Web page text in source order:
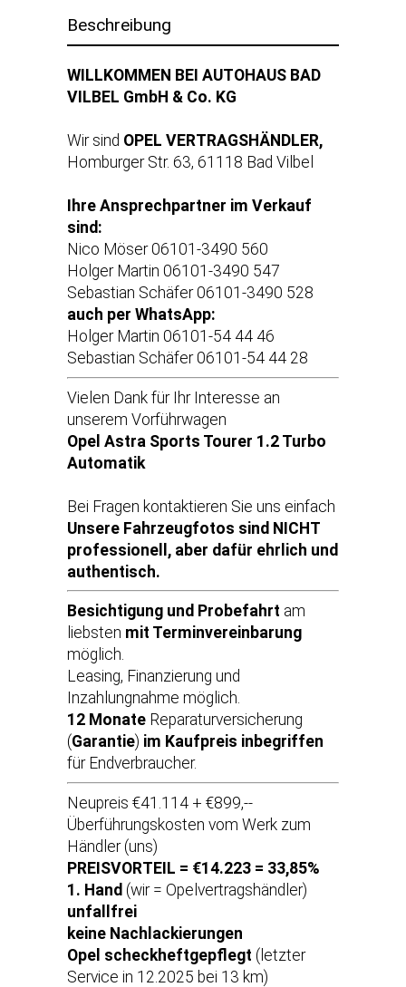
Beschreibung
WILLKOMMEN BEI AUTOHAUS BAD
VILBEL GmbH & Co. KG
Wir sind OPEL VERTRAGSHÄNDLER,
Homburger Str. 63, 61118 Bad Vilbel
Ihre Ansprechpartner im Verkauf
sind:
Nico Möser 06101-3490 560
Holger Martin 06101-3490 547
Sebastian Schäfer 06101-3490 528
auch per WhatsApp:
Holger Martin 06101-54 44 46
Sebastian Schäfer 06101-54 44 28
Vielen Dank für Ihr Interesse an
unserem Vorführwagen
Opel Astra Sports Tourer 1.2 Turbo
Automatik
Bei Fragen kontaktieren Sie uns einfach
Unsere Fahrzeugfotos sind NICHT
professionell, aber dafür ehrlich und
authentisch.
Besichtigung und Probefahrt am
liebsten mit Terminvereinbarung
möglich.
Leasing, Finanzierung und
Inzahlungnahme möglich.
12 Monate Reparaturversicherung
(Garantie) im Kaufpreis inbegriffen
für Endverbraucher.
Neupreis €41.114 + €899,--
Überführungskosten vom Werk zum
Händler (uns)
PREISVORTEIL = €14.223 = 33,85%
1. Hand (wir = Opelvertragshändler)
unfallfrei
keine Nachlackierungen
Opel scheckheftgepflegt (letzter
Service in 12.2025 bei 13 km)